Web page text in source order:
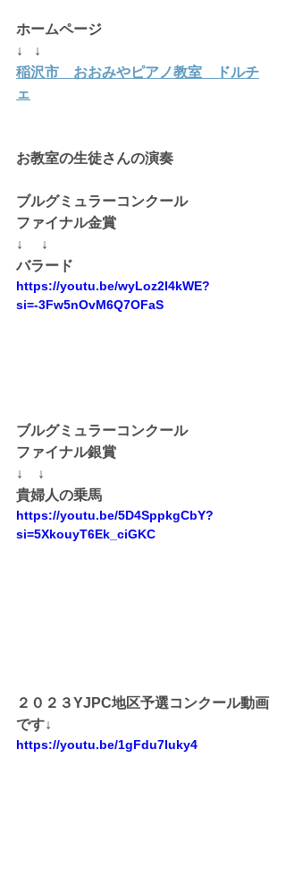
ホームページ
↓   ↓
稲沢市　おおみやピアノ教室　ドルチ
ェ
お教室の生徒さんの演奏
ブルグミュラーコンクール
ファイナル金賞
↓ 　↓
バラード
https://youtu.be/wyLoz2I4kWE?
si=-3Fw5nOvM6Q7OFaS
ブルグミュラーコンクール
ファイナル銀賞
↓　↓
貴婦人の乗馬
https://youtu.be/5D4SppkgCbY?
si=5XkouyT6Ek_ciGKC
２０２３YJPC地区予選コンクール動画
です↓
https://youtu.be/1gFdu7Iuky4